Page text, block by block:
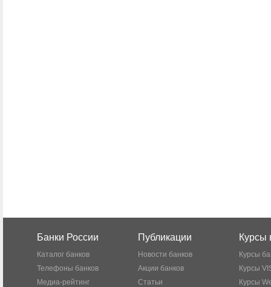
Банки России
Каталог банков
Телефоны банков
Медиа-рейтинг
Публикации
Новости банков
Акции банков
Статьи
Курсы
Курсы
Курсы
Курсы